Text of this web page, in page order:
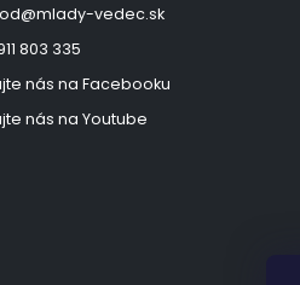
@mlady-vedec.sk
803 335
nás na Facebooku
nás na Youtube